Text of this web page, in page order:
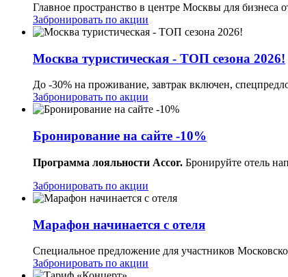
Главное пространство в центре Москвы для бизнеса
Забронировать по акции
Москва туристическая - ТОП сезона 2026!
До -30% на проживание, завтрак включен,
Забронировать по акции
Бронирование на сайте -10%
Программа лояльности Accor. Бронируйте отель
Забронировать по акции
Марафон начинается с отеля
Специальное предложение для участников
Забронировать по акции